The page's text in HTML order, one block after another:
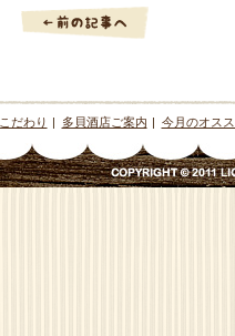
こだわり | 多貝酒店ご案内 | 今月のオス